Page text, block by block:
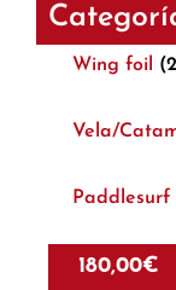
Wing foil
Vela/
Paddlesurf
180,00€